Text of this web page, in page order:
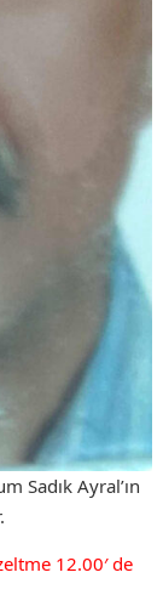
Sadık Ayral’ın
12.00′ de